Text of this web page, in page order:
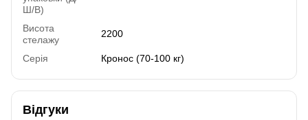
Ш/В)
Висота
стелажу
2200
Серія Кронос (70-100 кг)
Відгуки